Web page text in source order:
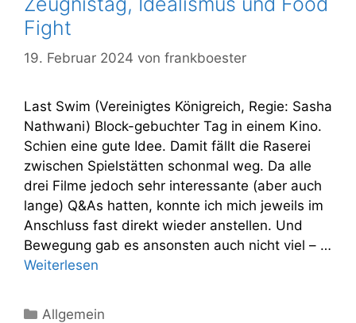
Fight
19. Februar 2024 von frankboester
Last Swim (Vereinigtes Königreich, Regie: Sasha
Nathwani) Block-gebuchter Tag in einem Kino.
Schien eine gute Idee. Damit fällt die Raserei
zwischen Spielstätten schonmal weg. Da alle
drei Filme jedoch sehr interessante (aber auch
lange) Q&As hatten, konnte ich mich jeweils im
Anschluss fast direkt wieder anstellen. Und
Bewegung gab es ansonsten auch nicht viel – …
Weiterlesen
Kategorien
Allgemein